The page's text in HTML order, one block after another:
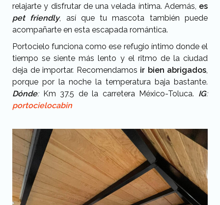
relajarte y disfrutar de una velada íntima. Además, es
pet friendly, así que tu mascota también puede
acompañarte en esta escapada romántica.
Portocielo funciona como ese refugio íntimo donde el
tiempo se siente más lento y el ritmo de la ciudad
deja de importar. Recomendamos ir bien abrigados,
porque por la noche la temperatura baja bastante.
Dónde:Km 37.5 de la carretera México-Toluca. IG:
portocielocabin